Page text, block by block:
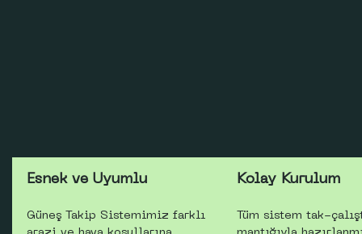
Esnek ve Uyumlu
Güneş Takip Sistemimiz farklı
Kolay Kurulum
Tüm sistem tak-